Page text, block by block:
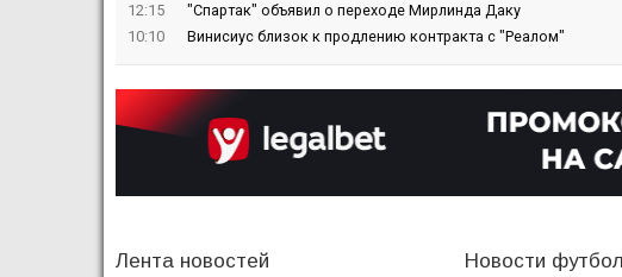
12:15
"Спартак" объявил о переходе Мирлинда Даку
10:10
Винисиус близок к продлению контракта с "Реалом"
Новости
Лента новостей